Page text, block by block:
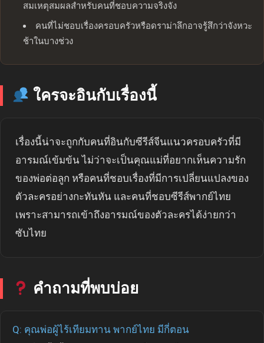
สมเหตุสมผลสำหรับคนที่ชอบความจริงจัง
คนที่ไม่ชอบเรื่องครอบครัวหรือดราม่าลึกอาจรู้สึกว่าจังหวะ
ช้าในบางช่วง
ใครจะอินกับเรื่องนี้
เรื่องนี้น่าจะถูกกับคนที่อินกับซีรีส์จีนแนวครอบครัวที่มี
อารมณ์เข้มข้น ไม่ว่าจะเป็นคุณแม่ที่อยากเห็นความรัก
ของพ่อต่อลูก หรือคนที่ชอบเรื่องที่มีการเปลี่ยนแปลงของ
ตัวละครอย่างกะทันหัน และคนที่ชอบซีรีส์พากย์ไทย
เพราะสามารถเข้าถึงอารมณ์ของตัวละครได้ง่ายกว่า
ซับไทย
คำถามที่พบบ่อย
Q: คุณพ่อผู้ไร้เทียมทาน พากย์ไทย มีกี่ตอน